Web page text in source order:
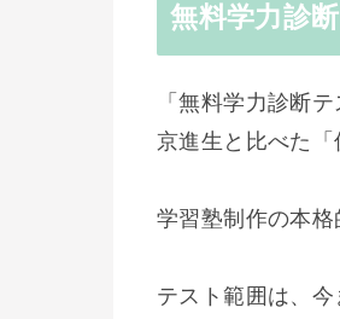
無料学力診
「無料学力診断
京進生と比べた「
学習塾制作の本格
テスト範囲は、